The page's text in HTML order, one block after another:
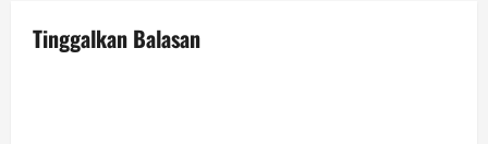
a
v
Tinggalkan Balasan